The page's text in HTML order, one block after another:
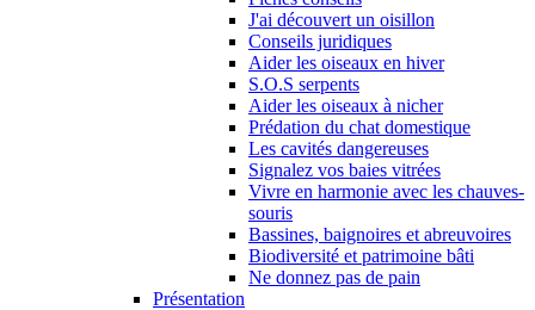
J'ai découvert un oisillon
Conseils juridiques
Aider les oiseaux en hiver
S.O.S serpents
Aider les oiseaux à nicher
Prédation du chat domestique
Les cavités dangereuses
Signalez vos baies vitrées
Vivre en harmonie avec les chauves-
souris
Bassines, baignoires et abreuvoires
Biodiversité et patrimoine bâti
Ne donnez pas de pain
Présentation